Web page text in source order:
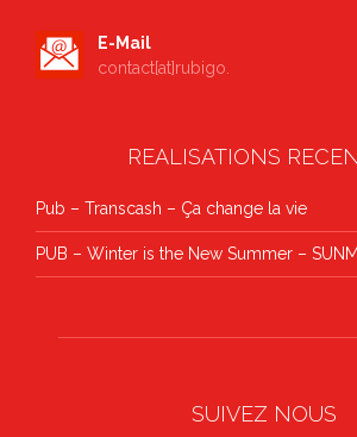
E-Mail
contact[at]rubigo.
REALISATIONS
Pub – Transcash – Ça change la vie
PUB – Winter is the New Summer –
SUIVEZ NOUS